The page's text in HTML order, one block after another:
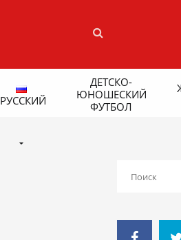
РУССКИЙ
ДЕТСКО-
ЮНОШЕСКИЙ
ФУТБОЛ